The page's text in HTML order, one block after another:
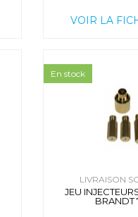
VOIR LA
LIVRAISON
JEU
BRANDT
En stock